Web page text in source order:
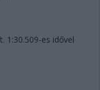
1:30.509-es idővel